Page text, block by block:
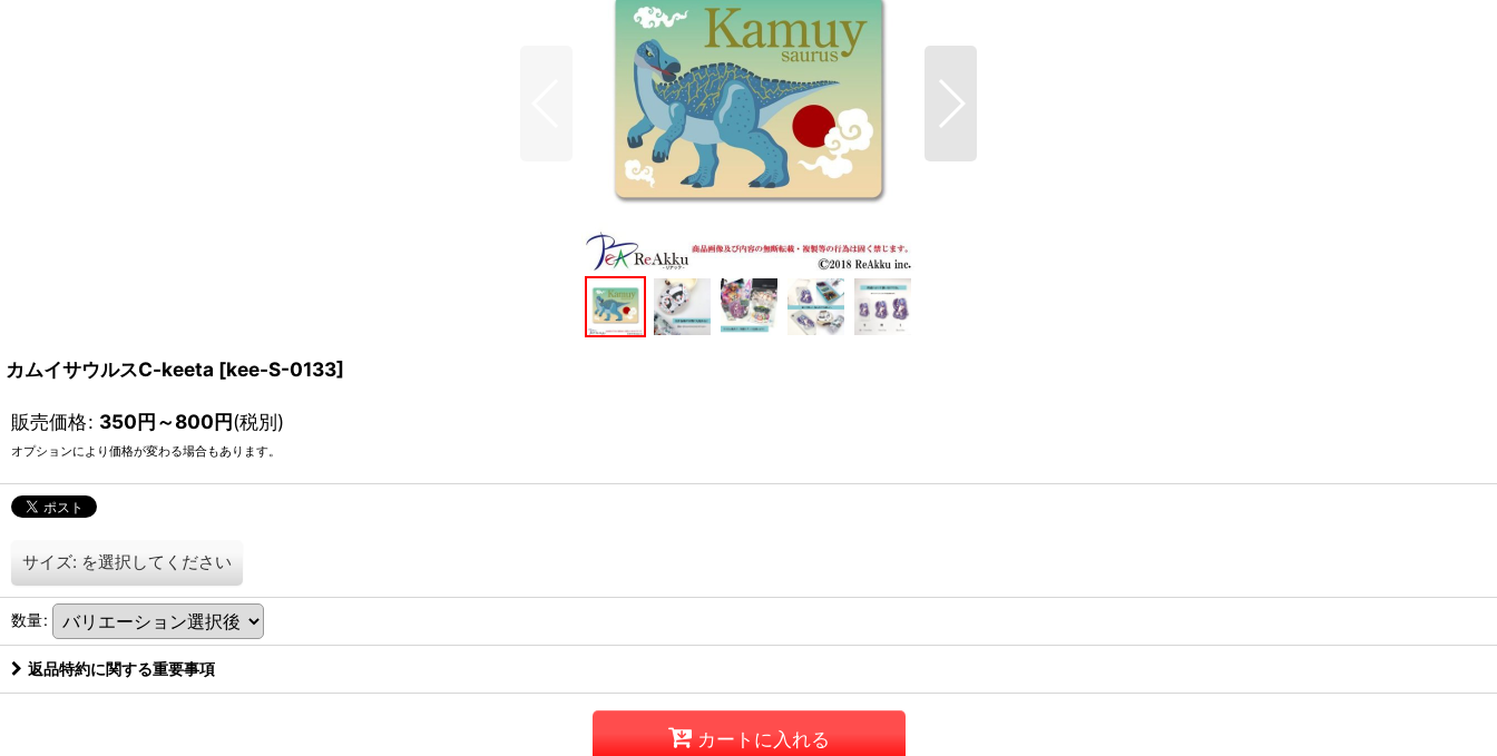
カムイサウルスC-keeta [kee-S-0133]
販売価格: 350円～800円(税別)
オプションにより価格が変わる場合もあります。
サイズ: を選択してください
数量:
返品特約に関する重要事項
カートに入れる